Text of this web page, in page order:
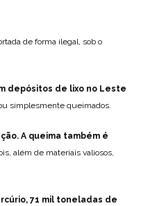
de forma ilegal, sob o
depósitos de lixo no Leste
simplesmente queimados.
A queima também é
além de materiais valiosos,
71 mil toneladas de